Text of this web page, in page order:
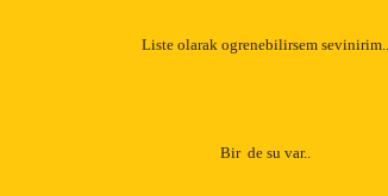
Liste olarak ogrenebilirsem sevinirim..
Bir de su var..